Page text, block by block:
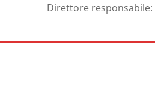
Direttore responsabile: